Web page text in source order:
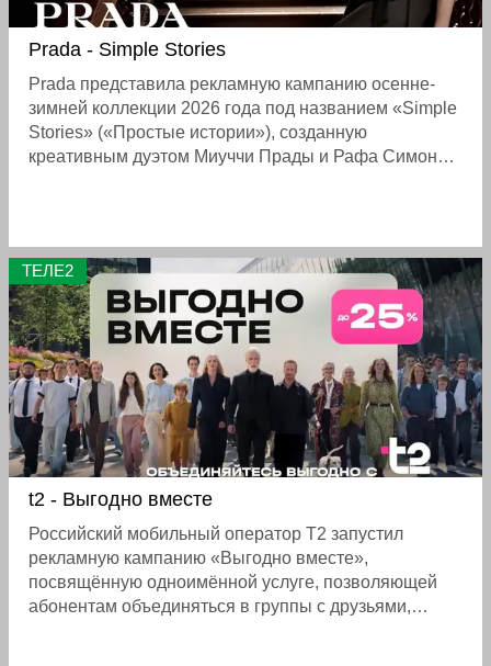
Prada - Simple Stories
Prada представила рекламную кампанию осенне-
зимней коллекции 2026 года под названием «Simple
Stories» («Простые истории»), созданную
креативным дуэтом Миуччи Прады и Рафа Симонса.
исследуя связь моды, памяти и кино
ТЕЛЕ2
t2 - Выгодно вместе
Российский мобильный оператор Т2 запустил
рекламную кампанию «Выгодно вместе»,
посвящённую одноимённой услуге, позволяющей
абонентам объединяться в группы с друзьями,